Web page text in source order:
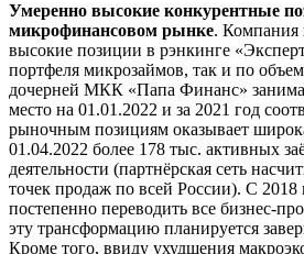
Умеренно высокие конкурентные
микрофинансовом рынке. Компания
высокие позиции в рэнкинге
портфеля микрозаймов, так и по
дочерней МКК «Папа Финанс»
место на 01.01.2022 и за 2021 год
рыночным позициям оказывает
01.04.2022 более 178 тыс. активных
деятельности (партнёрская сеть
точек продаж по всей России). С 2018
постепенно переводить все бизнес-
эту трансформацию планируется
Кроме того, ввиду ухудшения